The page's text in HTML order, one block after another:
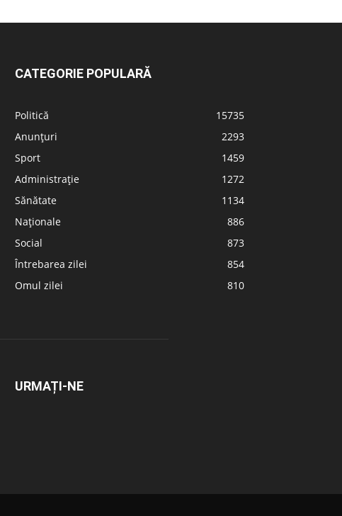
CATEGORIE POPULARĂ
Politică
15735
Anunțuri
2293
Sport
1459
Administrație
1272
Sănătate
1134
Naționale
886
Social
873
Întrebarea zilei
854
Omul zilei
810
URMAȚI-NE